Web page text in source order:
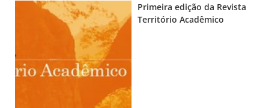
Primeira edição da Revista
Território Acadêmico